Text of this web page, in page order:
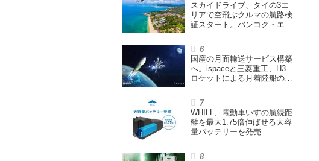
スカイドライブ、タイの3エ
リアで空飛ぶクルマの航路検
証スタート。バンコク・エア
指す
国産の月面輸送サービス構築
へ。ispaceと三菱重工、H3
ロケットによる月着陸船の打
結
WHILL、電動車いすの航続距
離を最大1.75倍伸ばせる大容
量バッテリーを発売